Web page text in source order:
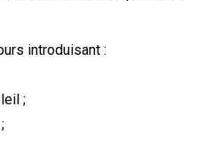
introduisant :
;